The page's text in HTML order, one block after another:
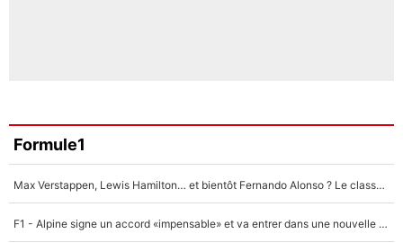
Formule1
Max Verstappen, Lewis Hamilton… et bientôt Fernando Alonso ? Le classement des pilotes les mieux payés en Formule 1 risque de changer !
F1 - Alpine signe un accord «impensable» et va entrer dans une nouvelle dimension : Grande nouvelle pour Pierre Gasly !